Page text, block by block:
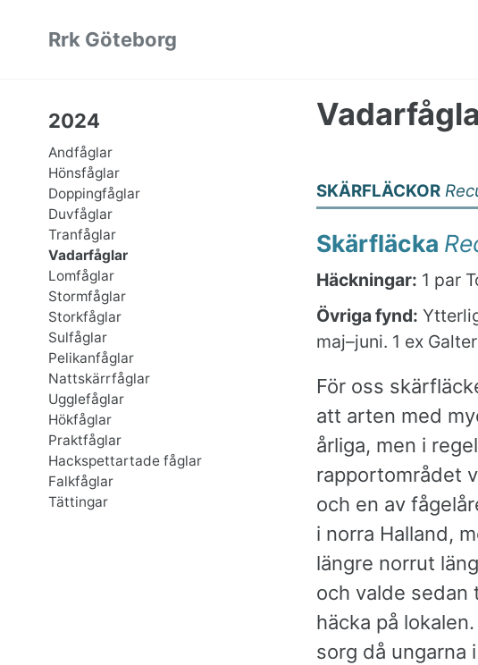
Rrk Göteborg
2024
Andfåglar
Hönsfåglar
Doppingfåglar
Duvfåglar
Tranfåglar
Vadarfåglar
Lomfåglar
Stormfåglar
Storkfåglar
Sulfåglar
Pelikanfåglar
Nattskärrfåglar
Ugglefåglar
Hökfåglar
Praktfåglar
Hackspettartade fåglar
Falkfåglar
Tättingar
SKÄRFLÄCKOR
Skärfläcka
Häckningar: 1 par
Övriga fynd:
maj–juni. 1 ex
För oss
att arten med
årliga, men i
rapportområdet
och en av
i norra Halland,
längre norrut
och valde sedan
häcka på
sorg då ungarna